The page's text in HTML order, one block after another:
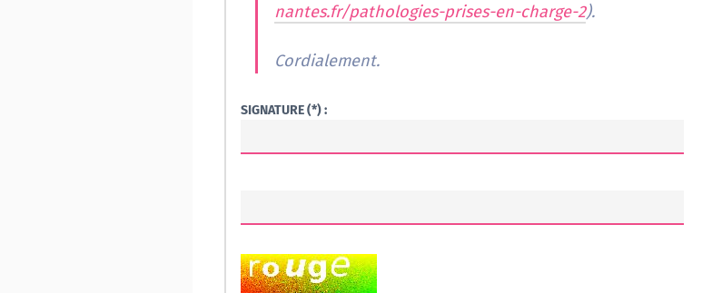
nantes.fr/pathologies-prises-en-charge-2).
Cordialement.
SIGNATURE (*) :